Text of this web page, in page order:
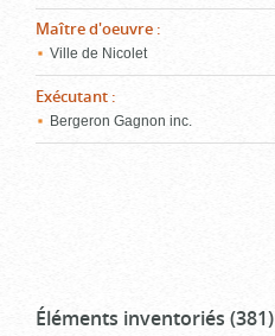
Maître d'oeuvre :
Ville de Nicolet
Exécutant :
Bergeron Gagnon inc.
Éléments inventoriés (381)